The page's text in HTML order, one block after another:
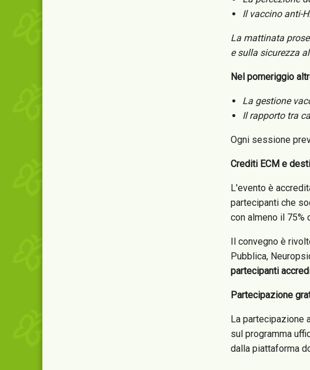
Il vaccino anti-
La mattinata
e sulla sicurezza
Nel pomeriggio
La gestione
Il rapporto tra
Ogni sessione
Crediti ECM e
L'evento è
partecipanti che
con almeno il 75%
Il convegno è
Pubblica,
partecipanti
Partecipazione
La partecipazione
sul programma
dalla piattaforma